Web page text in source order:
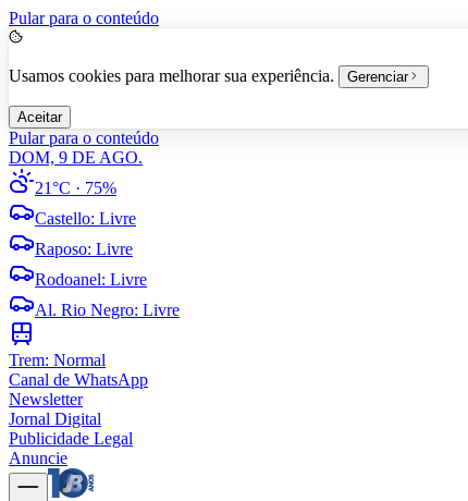
Pular para o conteúdo
Usamos cookies para melhorar sua experiência. Gerenciar
Aceitar
Pular para o conteúdo
DOM, 9 DE AGO.
21°C · 75%
Castello: Livre
Raposo: Livre
Rodoanel: Livre
Al. Rio Negro: Livre
Trem: Normal
Canal de WhatsApp
Newsletter
Jornal Digital
Publicidade Legal
Anuncie